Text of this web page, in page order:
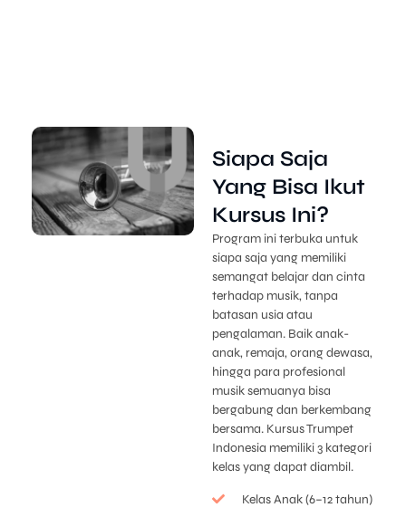
Siapa Saja
Yang Bisa Ikut
Kursus Ini?
Program ini terbuka untuk
siapa saja yang memiliki
semangat belajar dan cinta
terhadap musik, tanpa
batasan usia atau
pengalaman. Baik anak-
anak, remaja, orang dewasa,
hingga para profesional
musik semuanya bisa
bergabung dan berkembang
bersama. Kursus Trumpet
Indonesia memiliki 3 kategori
kelas yang dapat diambil.
Kelas Anak (6–12 tahun)